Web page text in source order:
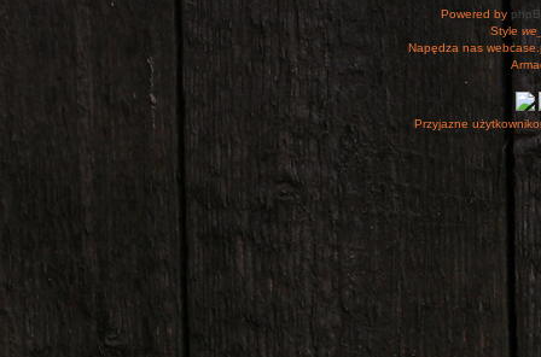
Powered by
Style
Napędza nas
Przyjazne